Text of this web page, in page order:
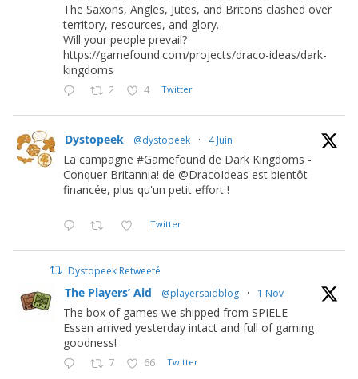
The Saxons, Angles, Jutes, and Britons clashed over
territory, resources, and glory.
Will your people prevail?
https://gamefound.com/projects/draco-ideas/dark-
kingdoms
2 4 Twitter
Dystopeek @dystopeek · 4 Juin
La campagne #Gamefound de Dark Kingdoms -
Conquer Britannia! de @DracoIdeas est bientôt
financée, plus qu'un petit effort !
Twitter
Dystopeek Retweeté
The Players’ Aid @playersaidblog · 1 Nov
The box of games we shipped from SPIELE
Essen arrived yesterday intact and full of gaming
goodness!
7 66 Twitter